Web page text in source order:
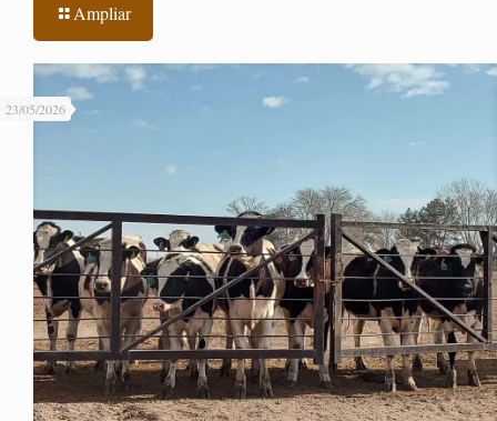
Ampliar
23/05/2026